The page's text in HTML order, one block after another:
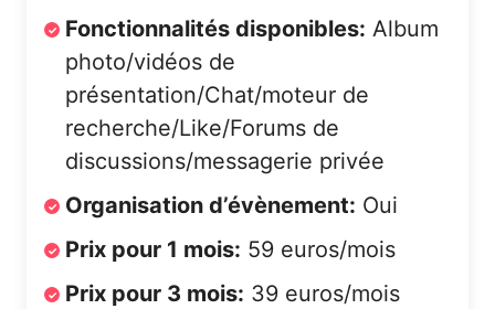
Fonctionnalités disponibles: Album
photo/vidéos de
présentation/Chat/moteur de
recherche/Like/Forums de
discussions/messagerie privée
Organisation d’évènement: Oui
Prix pour 1 mois: 59 euros/mois
Prix pour 3 mois: 39 euros/mois